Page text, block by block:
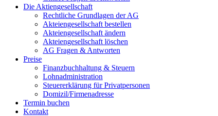
Die Aktiengesellschaft
Rechtliche Grundlagen der AG
Akteiengesellschaft bestellen
Akteiengesellschaft ändern
Akteiengesellschaft löschen
AG Fragen & Antworten
Preise
Finanzbuchhaltung & Steuern
Lohnadministration
Steuererklärung für Privatpersonen
Domizil/Firmenadresse
Termin buchen
Kontakt